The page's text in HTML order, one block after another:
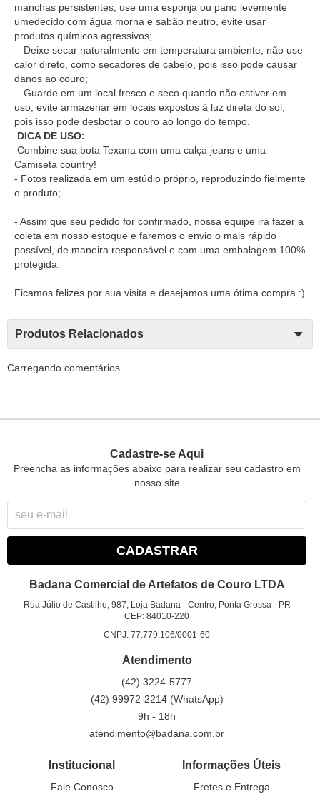
manchas persistentes, use uma esponja ou pano levemente
umedecido com água morna e sabão neutro, evite usar
produtos químicos agressivos;
- Deixe secar naturalmente em temperatura ambiente, não use
calor direto, como secadores de cabelo, pois isso pode causar
danos ao couro;
- Guarde em um local fresco e seco quando não estiver em
uso, evite armazenar em locais expostos à luz direta do sol,
pois isso pode desbotar o couro ao longo do tempo.
DICA DE USO:
Combine sua bota Texana com uma calça jeans e uma
Camiseta country!
- Fotos realizada em um estúdio próprio, reproduzindo fielmente
o produto;
- Assim que seu pedido for confirmado, nossa equipe irá fazer a
coleta em nosso estoque e faremos o envio o mais rápido
possível, de maneira responsável e com uma embalagem 100%
protegida.
Ficamos felizes por sua visita e desejamos uma ótima compra :)
Produtos Relacionados
Carregando comentários ...
Cadastre-se Aqui
Preencha as informações abaixo para realizar seu cadastro em
nosso site
CADASTRAR
Badana Comercial de Artefatos de Couro LTDA
Rua Júlio de Castilho, 987, Loja Badana - Centro, Ponta Grossa - PR
CEP: 84010-220
CNPJ: 77.779.106/0001-60
Atendimento
(42) 3224-5777
(42) 99972-2214 (WhatsApp)
9h - 18h
atendimento@badana.com.br
Institucional
Fale Conosco
Informações Úteis
Fretes e Entrega